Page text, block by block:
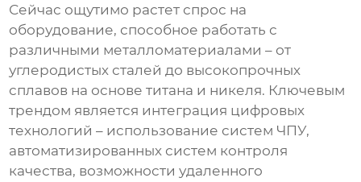
Сейчас ощутимо растет спрос на
оборудование, способное работать с
различными металломатериалами – от
углеродистых сталей до высокопрочных
сплавов на основе титана и никеля. Ключевым
трендом является интеграция цифровых
технологий – использование систем ЧПУ,
автоматизированных систем контроля
качества, возможности удаленного